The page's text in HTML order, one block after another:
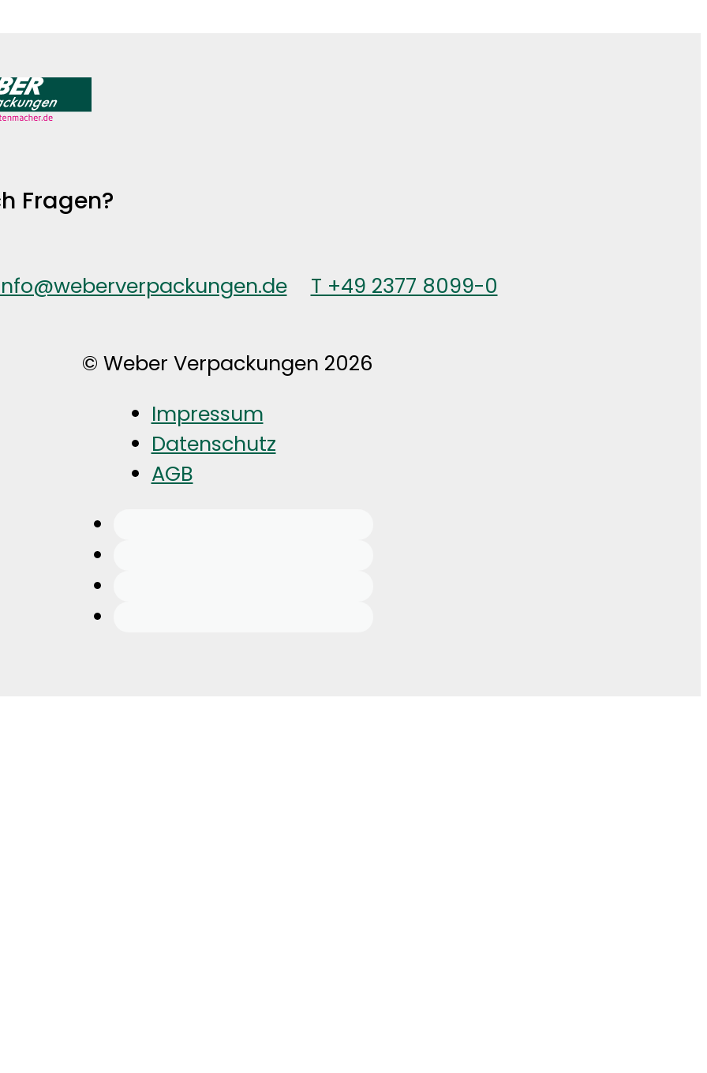
Fragen?
T +49 2377 8099-0
© Weber Verpackungen 2026
Impressum
Datenschutz
AGB